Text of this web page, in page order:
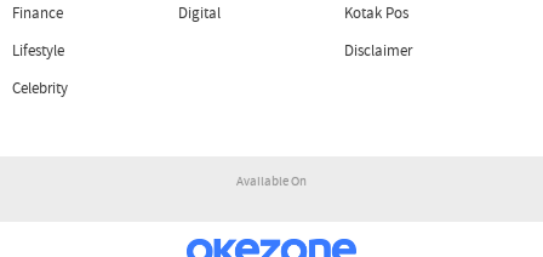
Finance
Lifestyle
Celebrity
Digital
Kotak Pos
Disclaimer
Available On